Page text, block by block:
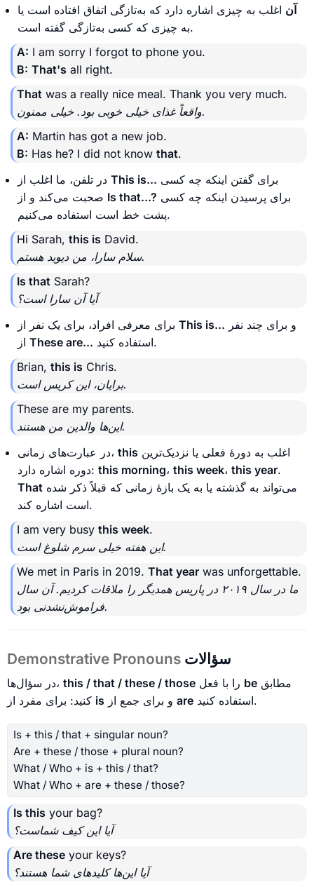
آن اغلب به چیزی اشاره دارد که به‌تازگی اتفاق افتاده است یا
به چیزی که کسی به‌تازگی گفته است.
A: I am sorry I forgot to phone you.
B: That's all right.
That was a really nice meal. Thank you very much.
واقعاً غذای خیلی خوبی بود. خیلی ممنون.
A: Martin has got a new job.
B: Has he? I did not know that.
This is...
Is that...?
پشت خط است استفاده می‌کنیم.
Hi Sarah, this is David.
سلام سارا، من دیوید هستم.
Is that Sarah?
آیا آن سارا است؟
This is...
These are...
استفاده کنید.
Brian, this is Chris.
برایان، این کریس است.
These are my parents.
این‌ها والدین من هستند.
در عبارت‌های زمانی، this
دوره اشاره دارد: this morning، this week، this year.
That
است اشاره کند.
I am very busy this week.
این هفته خیلی سرم شلوغ است.
We met in Paris in 2019. That year was unforgettable.
ما در سال ۲۰۱۹ در پاریس همدیگر را ملاقات کردیم. آن سال
فراموش‌نشدنی بود.
Demonstrative Pronouns سؤالات
در سؤال‌ها، this / that / these / those be
is are استفاده کنید.
Is + this / that + singular noun?
Are + these / those + plural noun?
What / Who + is + this / that?
What / Who + are + these / those?
Is this your bag?
آیا این کیف شماست؟
Are these your keys?
آیا این‌ها کلیدهای شما هستند؟